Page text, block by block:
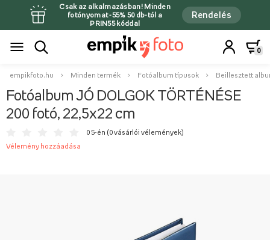
Csak az alkalmazásban! Minden
fotónyomat -55% 50 db-tól a
PRIN55 kóddal
Rendelés
0
empikfoto.hu Minden termék Fotóalbum típusok Beillesztett
Fotóalbum JÓ DOLGOK TÖRTÉNÉSE
200 fotó, 22,5x22 cm
0 5-én (0 vásárlói vélemények)
Vélemény hozzáadása